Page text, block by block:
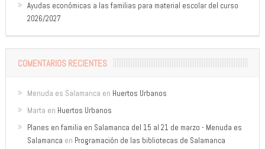
Ayudas económicas a las familias para material escolar del curso
2026/2027
COMENTARIOS RECIENTES
Menuda es Salamanca en Huertos Urbanos
Marta en Huertos Urbanos
Planes en familia en Salamanca del 15 al 21 de marzo - Menuda es
Salamanca en Programación de las bibliotecas de Salamanca